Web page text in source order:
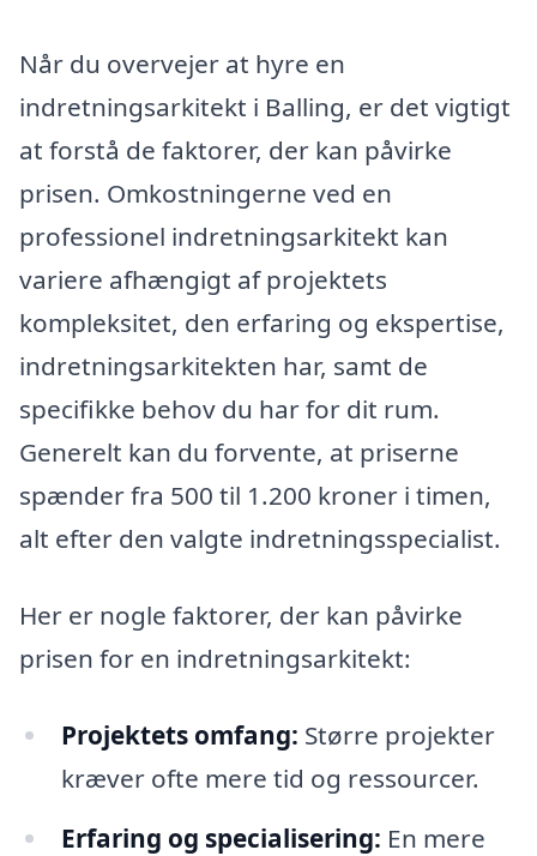
Når du overvejer at hyre en
indretningsarkitekt i Balling, er det vigtigt
at forstå de faktorer, der kan påvirke
prisen. Omkostningerne ved en
professionel indretningsarkitekt kan
variere afhængigt af projektets
kompleksitet, den erfaring og ekspertise,
indretningsarkitekten har, samt de
specifikke behov du har for dit rum.
Generelt kan du forvente, at priserne
spænder fra 500 til 1.200 kroner i timen,
alt efter den valgte indretningsspecialist.
Her er nogle faktorer, der kan påvirke
prisen for en indretningsarkitekt:
Projektets omfang: Større projekter
kræver ofte mere tid og ressourcer.
Erfaring og specialisering: En mere